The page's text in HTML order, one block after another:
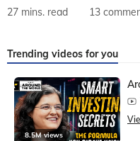
27 mins. read
13
Trending videos for you
8.5M views